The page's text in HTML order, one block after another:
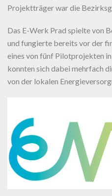
Projektträger war die
Das E-Werk Prad spielte von
und fungierte bereits vor der
eines von fünf Pilotprojekten
konnten sich dabei mehrfach
von der lokalen